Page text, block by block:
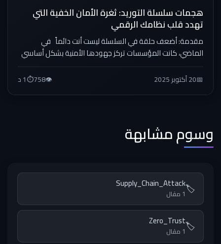
هجمات سلسلة التوريد: ثغرة الأمان الخفية التي
تهدد قلب نظامك الرقمي
مقدمة: أضعف حلقة في السلسلة ليست أنت دائماً في
الماضي، كانت المؤسسات تركز جهودها الأمنية بشكل أساسي
على حماية محيطها...
📅20 أكتوبر 2025 👁️
758
⏱️1 د
وسوم مشابهة
🏷️
Supply_Chain_Attack
1 مقال
🏷️
Zero_Trust
1 مقال